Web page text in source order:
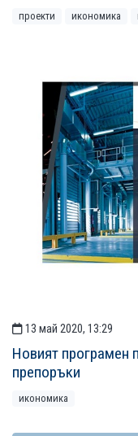
проекти икономика
13 май 2020, 13:29
Новият програмен
препоръки
икономика